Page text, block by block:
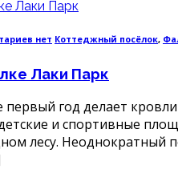
к
в
посёлке
Парк
нет Коттеджный посёлок,
Лаки Парк
год делает
и спортивные
лесу. Неоднократный